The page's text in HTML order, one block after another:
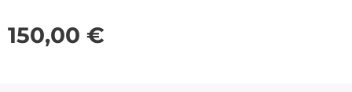
150,00 €